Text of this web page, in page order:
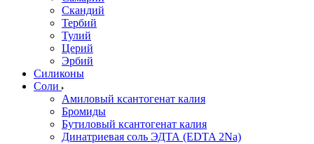
Скандий
Тербий
Тулий
Церий
Эрбий
Силиконы
Соли
Амиловый ксантогенат калия
Бромиды
Бутиловый ксантогенат калия
Динатриевая соль ЭДТА (EDTA 2Na)